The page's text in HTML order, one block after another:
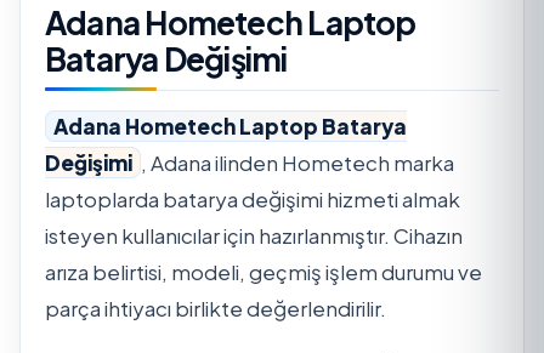
Adana Hometech Laptop
Batarya Değişimi
Adana Hometech Laptop Batarya
Değişimi , Adana ilinden Hometech marka
laptoplarda batarya değişimi hizmeti almak
isteyen kullanıcılar için hazırlanmıştır. Cihazın
arıza belirtisi, modeli, geçmiş işlem durumu ve
parça ihtiyacı birlikte değerlendirilir.